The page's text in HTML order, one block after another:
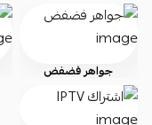
جواهر فضفض